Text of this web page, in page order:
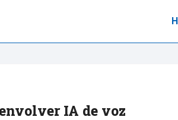
IA de voz